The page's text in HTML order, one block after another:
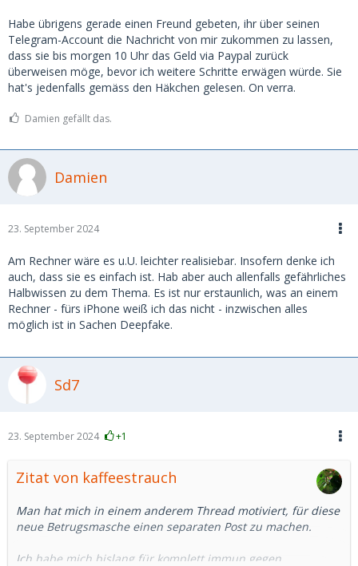
Habe übrigens gerade einen Freund gebeten, ihr über seinen
Telegram-Account die Nachricht von mir zukommen zu lassen,
dass sie bis morgen 10 Uhr das Geld via Paypal zurück
überweisen möge, bevor ich weitere Schritte erwägen würde. Sie
hat's jedenfalls gemäss den Häkchen gelesen. On verra.
Damien gefällt das.
Damien
23. September 2024
Am Rechner wäre es u.U. leichter realisiebar. Insofern denke ich
auch, dass sie es einfach ist. Hab aber auch allenfalls gefährliches
Halbwissen zu dem Thema. Es ist nur erstaunlich, was an einem
Rechner - fürs iPhone weiß ich das nicht - inzwischen alles
möglich ist in Sachen Deepfake.
Sd7
23. September 2024 +1
Zitat von kaffeestrauch
Man hat mich in einem anderem Thread motiviert, für diese
neue Betrugsmasche einen separaten Post zu machen.
Ich habe mich bislang für komplett immun gegen